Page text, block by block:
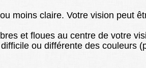
moins claire. Votre vision peut
et floues au centre de votre
ou différente des couleurs